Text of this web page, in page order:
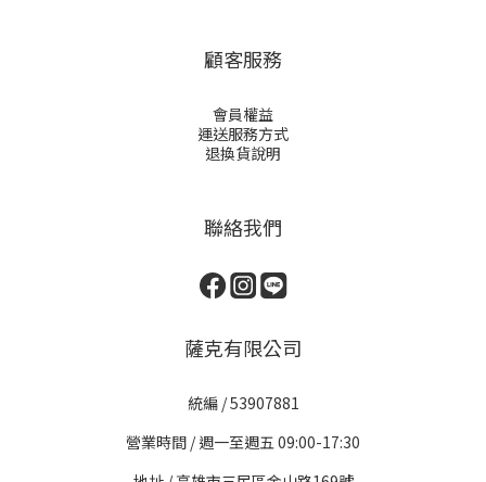
顧客服務
會員權益
運送服務方式
退換貨說明
聯絡我們
薩克有限公司
統編 / 53907881
營業時間 / 週一至週五 09:00-17:30